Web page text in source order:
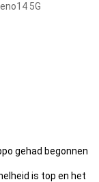
5G
gehad begonnen
is top en het